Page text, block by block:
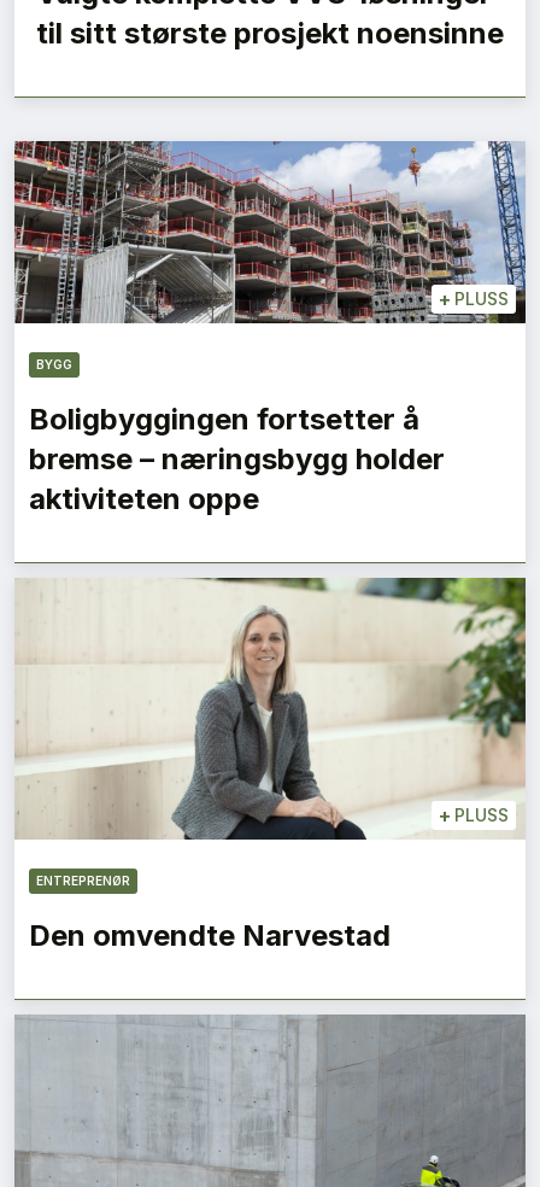
til sitt største prosjekt noensinne
+ PLUSS
BYGG
Boligbyggingen fortsetter å
bremse – næringsbygg holder
aktiviteten oppe
+ PLUSS
ENTREPRENØR
Den omvendte Narvestad